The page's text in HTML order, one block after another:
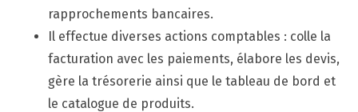
rapprochements bancaires.
Il effectue diverses actions comptables : colle la
facturation avec les paiements, élabore les devis,
gère la trésorerie ainsi que le tableau de bord et
le catalogue de produits.